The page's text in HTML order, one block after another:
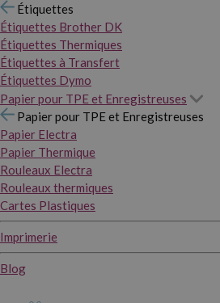
Étiquettes
Étiquettes Brother DK
Étiquettes Thermiques
Étiquettes à Transfert
Étiquettes Dymo
Papier pour TPE et Enregistreuses
Papier pour TPE et Enregistreuses
Papier Electra
Papier Thermique
Rouleaux Electra
Rouleaux thermiques
Cartes Plastiques
Imprimerie
Blog